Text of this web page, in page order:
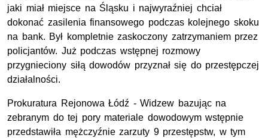
jaki miał miejsce na Śląsku i najwyraźniej chciał
dokonać zasilenia finansowego podczas kolejnego skoku
na bank. Był kompletnie zaskoczony zatrzymaniem przez
policjantów. Już podczas wstępnej rozmowy
przygnieciony siłą dowodów przyznał się do przestępczej
działalności.
Prokuratura Rejonowa Łódź - Widzew bazując na
zebranym do tej pory materiale dowodowym wstępnie
przedstawiła mężczyźnie zarzuty 9 przestępstw, w tym